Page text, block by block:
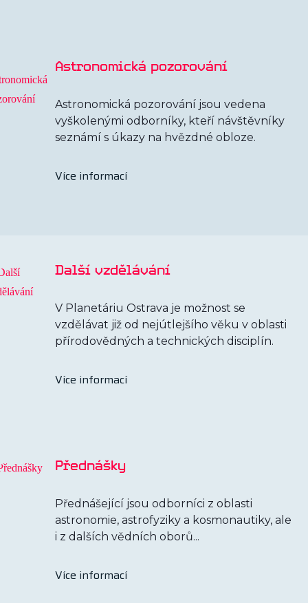
Astronomická pozorování
Astronomická pozorování jsou vedena
vyškolenými odborníky, kteří návštěvníky
seznámí s úkazy na hvězdné obloze.
Více informací
Další vzdělávání
V Planetáriu Ostrava je možnost se
vzdělávat již od nejútlejšího věku v oblasti
přírodovědných a technických disciplín.
Více informací
Přednášky
Přednášející jsou odborníci z oblasti
astronomie, astrofyziky a kosmonautiky, ale
i z dalších vědních oborů...
Více informací